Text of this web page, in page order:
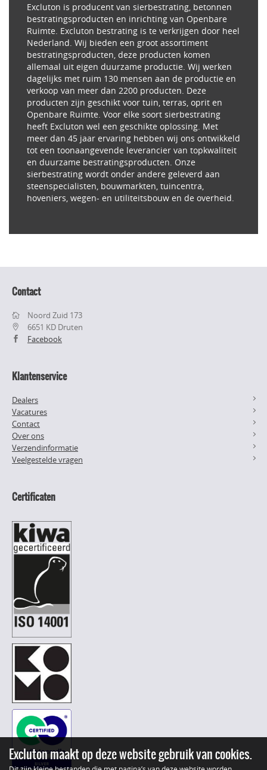
Excluton is producent van sierbestrating, betonnen
bestratingsproducten en inrichting van Openbare
Ruimte. Excluton bestrating is te verkrijgen door heel
Nederland. Wij bieden een groot assortiment
bestratingsproducten, deze producten komen
allemaal uit eigen duurzame productie. Wij werken
dagelijks met ruim 130 mensen aan de productie en
verkoop van meer dan 2200 producten. Deze
producten zijn geschikt voor tuin, terras, oprit en
Openbare Ruimte. Voor elke soort sierbestrating
heeft Excluton wel een geschikte oplossing. Met
meer dan 45 jaar ervaring hebben wij ons ontwikkeld
tot een toonaangevende leverancier van topkwaliteit
en duurzame bestratingsproducten. Onze
sierbestrating wordt onder andere geleverd aan
steenspecialisten, bouwmarkten, tuincentra,
hoveniers, wegen- en utiliteitsbouw en de overheid.
Contact
Noord Zuid 173
6651 KD Druten
Facebook
Klantenservice
Dealers
Vacatures
Contact
Over ons
Verzendinformatie
Veelgestelde vragen
Certificaten
Excluton maakt op deze website gebruik van cookies.